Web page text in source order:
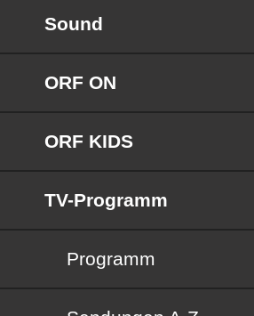
Sound
ORF ON
ORF KIDS
TV-Programm
Programm